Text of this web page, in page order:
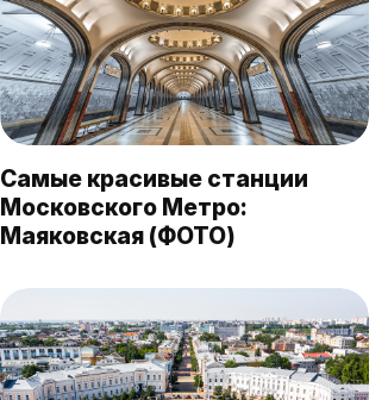
Самые красивые станции
Московского Метро:
Маяковская (ФОТО)